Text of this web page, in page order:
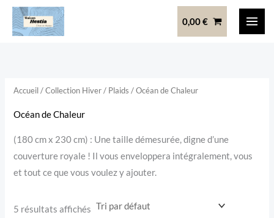
Aller
0,00€
Accueil/Collection Hiver/ Plaids / Océan de Chaleur
Océan de Chaleur
(180 cm x 230 cm) : Une taille démesurée, digne d’une
couverture royale ! Il vous enveloppera intégralement, vous
et tout ce que vous voulez y ajouter.
5 résultats affichés